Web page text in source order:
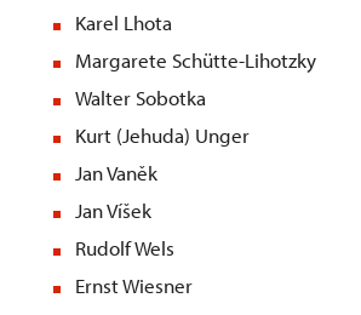
Karel Lhota
Margarete Schütte-Lihotzky
Walter Sobotka
Kurt (Jehuda) Unger
Jan Vaněk
Jan Víšek
Rudolf Wels
Ernst Wiesner